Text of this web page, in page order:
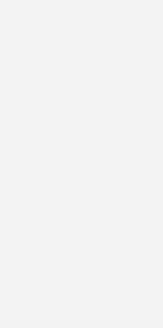
sich sicherlich schon auf
Gespräche, viele
Aktionen. Unter